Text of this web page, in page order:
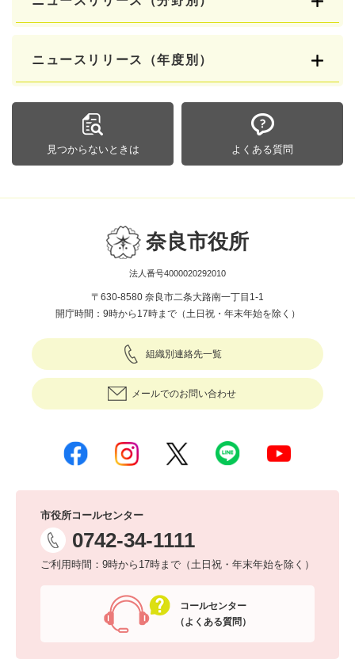
ニュースリリース（年度別）
見つからないときは よくある質問
奈良市役所
法人番号4000020292010
〒630-8580 奈良市二条大路南一丁目1-1
開庁時間：9時から17時まで（土日祝・年末年始を除く）
組織別連絡先一覧
メールでのお問い合わせ
市役所コールセンター
0742-34-1111
ご利用時間：9時から17時まで（土日祝・年末年始を除く）
コールセンター
（よくある質問）